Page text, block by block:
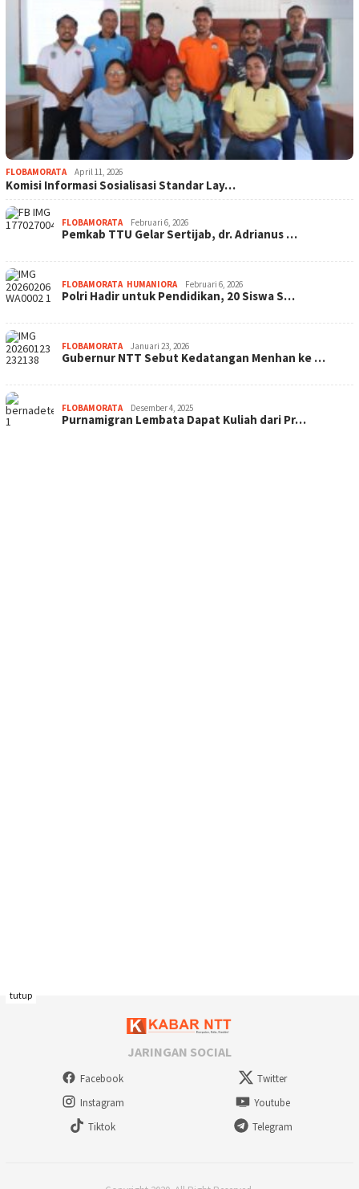
FLOBAMORATA April 11, 2026
Komisi Informasi Sosialisasi Standar Lay…
FLOBAMORATA Februari 6, 2026
Pemkab TTU Gelar Sertijab, dr. Adrianus …
FLOBAMORATA HUMANIORA Februari 6, 2026
Polri Hadir untuk Pendidikan, 20 Siswa S…
FLOBAMORATA Januari 23, 2026
Gubernur NTT Sebut Kedatangan Menhan ke …
FLOBAMORATA Desember 4, 2025
Purnamigran Lembata Dapat Kuliah dari Pr…
JARINGAN SOCIAL
Facebook
Twitter
Instagram
Youtube
Tiktok
Telegram
tutup